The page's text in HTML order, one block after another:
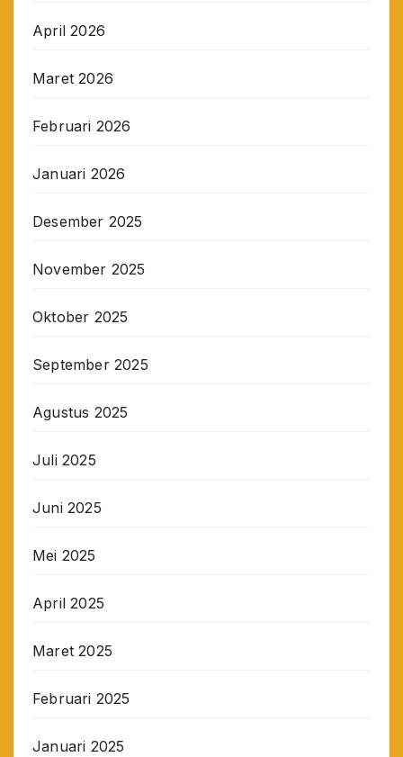
April 2026
Maret 2026
Februari 2026
Januari 2026
Desember 2025
November 2025
Oktober 2025
September 2025
Agustus 2025
Juli 2025
Juni 2025
Mei 2025
April 2025
Maret 2025
Februari 2025
Januari 2025